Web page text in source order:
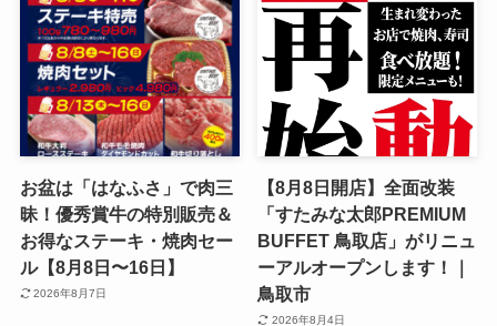
お盆は「はなふさ」で肉三
昧！優秀賞牛の特別販売＆
お得なステーキ・焼肉セー
ル【8月8日〜16日】
2026年8月7日
【8月8日開店】全面改装
「すたみな太郎PREMIUM
BUFFET 鳥取店」がリニュ
ーアルオープンします！｜
鳥取市
2026年8月4日